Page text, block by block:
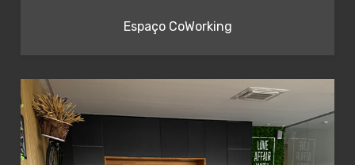
Espaço CoWorking